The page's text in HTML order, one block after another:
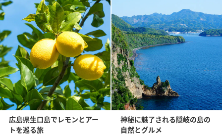
広島県生口島でレモンとアー
トを巡る旅
神秘に魅了される隠岐の島の
自然とグルメ